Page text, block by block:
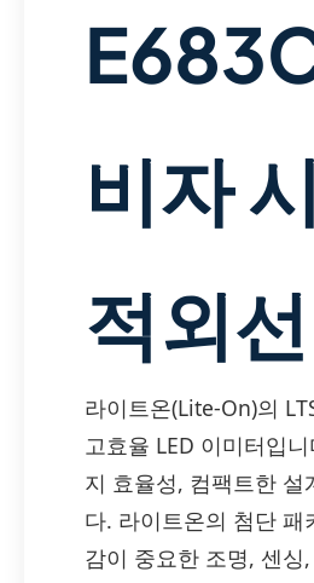
비자
적외
라이트온(Lite-On)의
고효율 LED 이미터입
지 효율성, 컴팩트한
다. 라이트온의 첨단 패
감이 중요한 조명, 센